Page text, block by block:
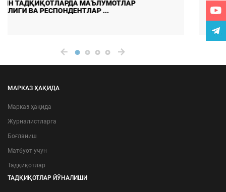
ДАЛА ТАДҚИҚОТЛАРИДА МАЪЛУМОТЛАР СИФАТИ ВА
ИШОНЧЛИЛИГИНИ ТАЪМ ...
МАРКАЗ ҲАҚИДА
Марказ ҳақида
Журналистларга
Боғланиш
Матбуот учун
Тадқиқотлар
ТАДҚИҚОТЛАР ЙЎНАЛИШИ